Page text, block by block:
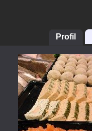
Profil